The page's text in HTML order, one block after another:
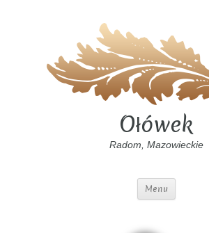
Ołówek
Radom, Mazowieckie
Menu